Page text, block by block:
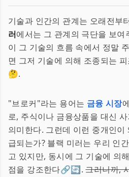
기술과 인간의 관계는 오래전부
러에서는 그 관계의 극단을 보
이 그 기술의 흐름 속에서 정말
면 그저 기술에 의해 조종되는
🤔.
"브로커"라는 용어는 금융 시장
로, 주식이나 금융상품을 대신
의미한다. 그런데 이런 중개인이
급되는가? 블랙 미러는 우리 인
고 있지만, 동시에 그 기술에 의
점을 강조한다🔗🔄.그러니까,